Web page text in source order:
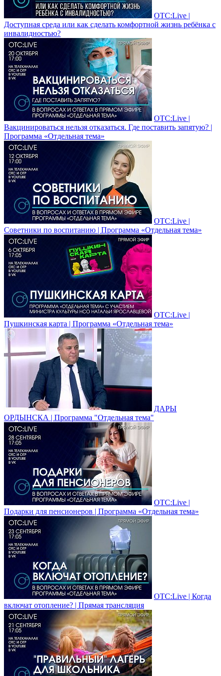
ОТС:Live |
Доступная среда или как сделать комфортной жизнь ребёнка с
инвалидностью?
ОТС:Live |
Вакцинироваться нельзя отказаться. Где поставить запятую? |
Программа «Отдельная тема»
ОТС:Live |
Советники по воспитанию | Программа «Отдельная тема»
ОТС:Live |
Пушкинская карта | Программа «Отдельная тема»
ДАРЫ
ОРДЫНСКА | Программа "Отдельная тема"
ОТС:Live |
Подарки для пенсионеров | Программа «Отдельная тема»
ОТС:Live | Когда
включат отопление? | Прямая трансляция